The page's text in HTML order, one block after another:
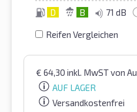
D B 71 dB
Reifen Vergleichen
€ 64,30 inkl. MwSTvon
AUF LAGER
Versandkostenfrei